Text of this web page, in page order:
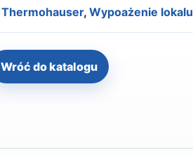
Thermohauser,Wypoażenie lokalu
Wróć do katalogu